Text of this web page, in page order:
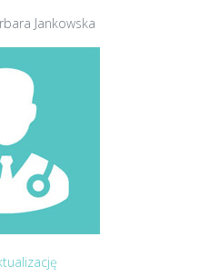
Jankowska